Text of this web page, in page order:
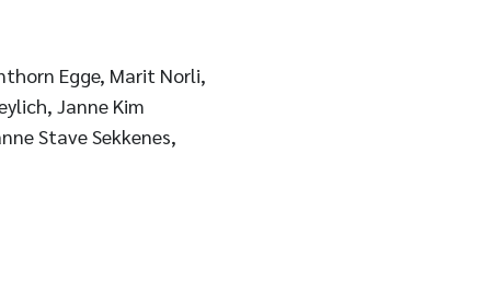
Egge, Marit Norli,
Janne Kim
Stave Sekkenes,